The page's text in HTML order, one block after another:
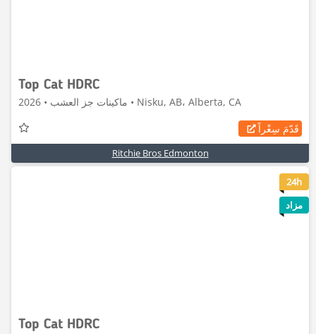
Top Cat HDRC
ماكينات جز العشب • 2026 • Nisku, AB، Alberta, CA
قَدّمَ سِعْراً
Ritchie Bros Edmonton
6
Top Cat HDRC
24h
مزاد